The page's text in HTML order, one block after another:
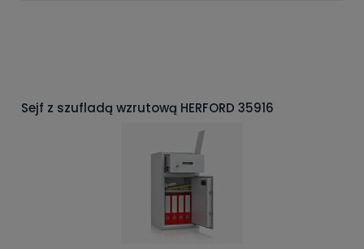
Sejf z szufladą wzrutową HERFORD 35916